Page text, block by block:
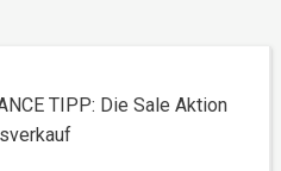
TIPP: Die Sale Aktion